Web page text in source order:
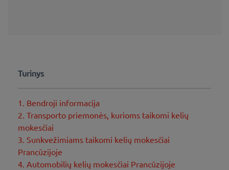
Turinys
1. Bendroji informacija
2. Transporto priemonės, kurioms taikomi kelių
mokesčiai
3. Sunkvežimiams taikomi kelių mokesčiai
Prancūzijoje
4. Automobilių kelių mokesčiai Prancūzijoje